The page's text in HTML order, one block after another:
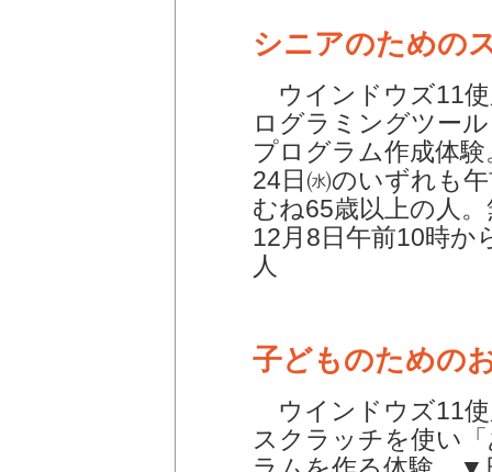
シニアのための
ウインドウズ11使
ログラミングツー
プログラム作成体
24日㈬のいずれも
むね65歳以上の人
12月8日午前10時か
人
子どものための
ウインドウズ11
スクラッチを使い